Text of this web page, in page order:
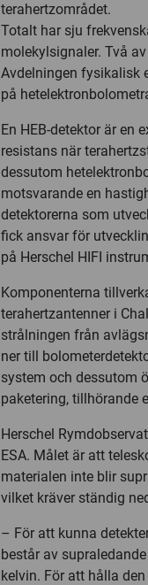
terahertzområdet.
Totalt har sju
molekylsignaler. Två
Avdelningen fysikalisk
på
En HEB-detektor är en
resistans när
dessutom
motsvarande en
detektorerna som
fick ansvar för
på Herschel HIFI
Komponenterna
terahertzantenner i
strålningen från
ner till
system och dessutom
paketering, tillhörande
Herschel
ESA. Målet är att
materialen inte blir
vilket kräver ständig
– För att kunna
består av
kelvin. För att hålla